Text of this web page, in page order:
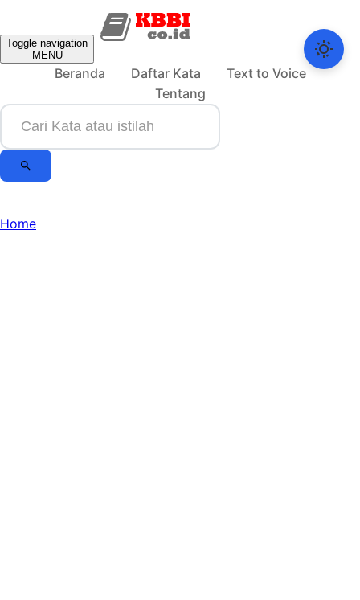
Toggle navigation
MENU
Beranda Daftar Kata
Text to Voice
Tentang
Home